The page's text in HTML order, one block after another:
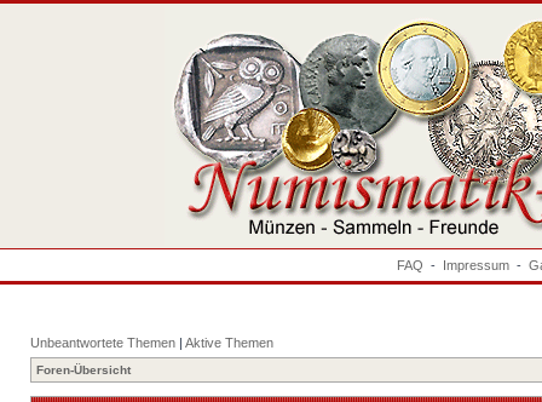
FAQ - Impressum -
Unbeantwortete Themen | Aktive Themen
Foren-Übersicht